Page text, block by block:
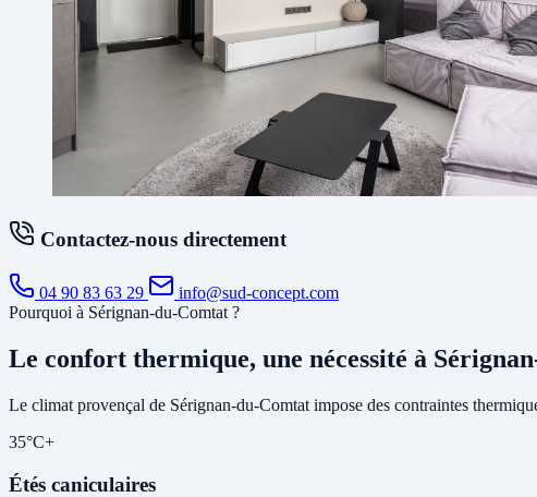
Contactez-nous directement
04 90 83 63 29
info@sud-concept.com
Pourquoi à Sérignan-du-Comtat ?
Le confort thermique, une nécessité à
Le climat provençal de Sérignan-du-Comtat impose des contraintes
35°C+
Étés caniculaires